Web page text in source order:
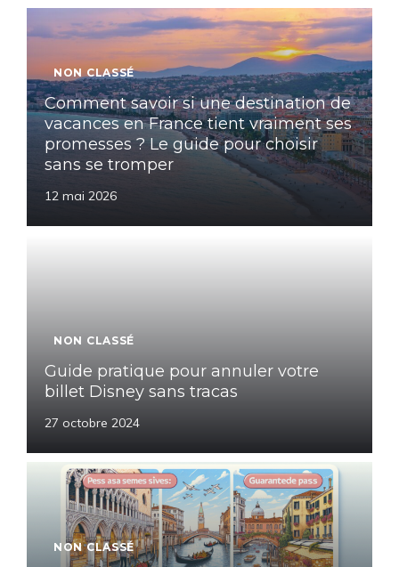
NON CLASSÉ
Comment savoir si une destination de
vacances en France tient vraiment ses
promesses ? Le guide pour choisir
sans se tromper
12 mai 2026
NON CLASSÉ
Guide pratique pour annuler votre
billet Disney sans tracas
27 octobre 2024
NON CLASSÉ